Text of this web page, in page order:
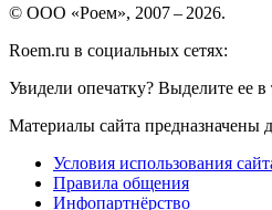
© ООО «Роем», 2007 – 2026.
Roem.ru в социальных сетях:
Увидели опечатку? Выделите ее
Материалы сайта предназначены
Условия использования
Правила общения
Инфопартнёрство